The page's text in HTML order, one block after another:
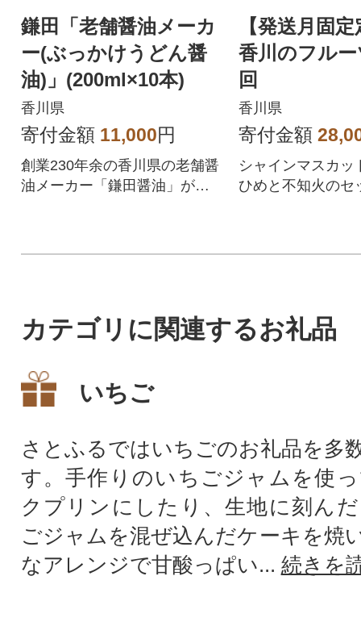
鎌田「老舗醤油メーカ
ー(ぶっかけうどん醤
油)」(200ml×10本)
香川県
寄付金額 11,000円
創業230年余の香川県の老舗醤
油メーカー「鎌田醤油」がつ
【発送月固
香川のフル
回
香川県
寄付金額
シャインマスカッ
ひめと不知火のセ
カテゴリに関連するお礼品
いちご
さとふるではいちごのお礼品を多
す。手作りのいちごジャムを使
クプリンにしたり、生地に刻ん
ごジャムを混ぜ込んだケーキを焼
なアレンジで甘酸っぱい... 続きを